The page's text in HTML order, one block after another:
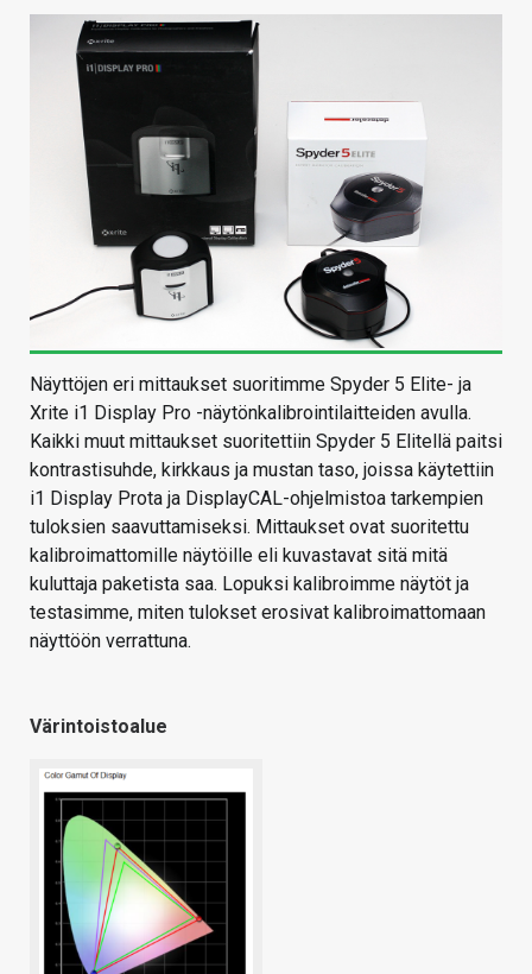
Näyttöjen eri mittaukset suoritimme Spyder 5 Elite- ja
Xrite i1 Display Pro -näytönkalibrointilaitteiden avulla.
Kaikki muut mittaukset suoritettiin Spyder 5 Elitellä paitsi
kontrastisuhde, kirkkaus ja mustan taso, joissa käytettiin
i1 Display Prota ja DisplayCAL-ohjelmistoa tarkempien
tuloksien saavuttamiseksi. Mittaukset ovat suoritettu
kalibroimattomille näytöille eli kuvastavat sitä mitä
kuluttaja paketista saa. Lopuksi kalibroimme näytöt ja
testasimme, miten tulokset erosivat kalibroimattomaan
näyttöön verrattuna.
Värintoistoalue